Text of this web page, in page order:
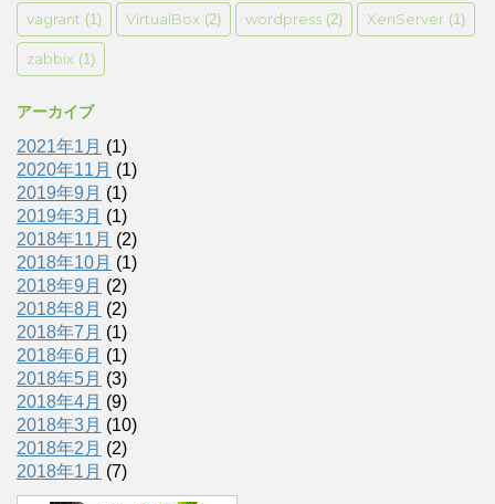
vagrant (1) VirtualBox (2) wordpress (2) XenServer (1)
zabbix (1)
アーカイブ
2021年1月 (1)
2020年11月 (1)
2019年9月 (1)
2019年3月 (1)
2018年11月 (2)
2018年10月 (1)
2018年9月 (2)
2018年8月 (2)
2018年7月 (1)
2018年6月 (1)
2018年5月 (3)
2018年4月 (9)
2018年3月 (10)
2018年2月 (2)
2018年1月 (7)